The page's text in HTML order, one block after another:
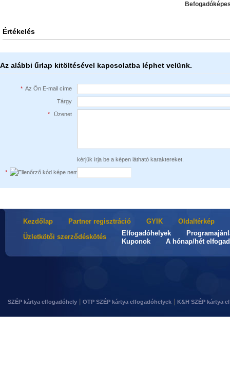
Értékelés
Az alábbi űrlap kitöltésével kapcsolatba léphet velünk.
* Az Ön E-mail címe
Tárgy
* Üzenet
kérjük írja be a képen látható karaktereket.
*
Kezdőlap Partner regisztráció GYIK
Oldaltérkép
Üzletkötői szerződéskötés
Elfogadóhelyek
Kuponok
A hónap/hét
SZÉP kártya elfogadóhely OTP SZÉP kártya elfogadóhelyek K&H SZÉP kártya